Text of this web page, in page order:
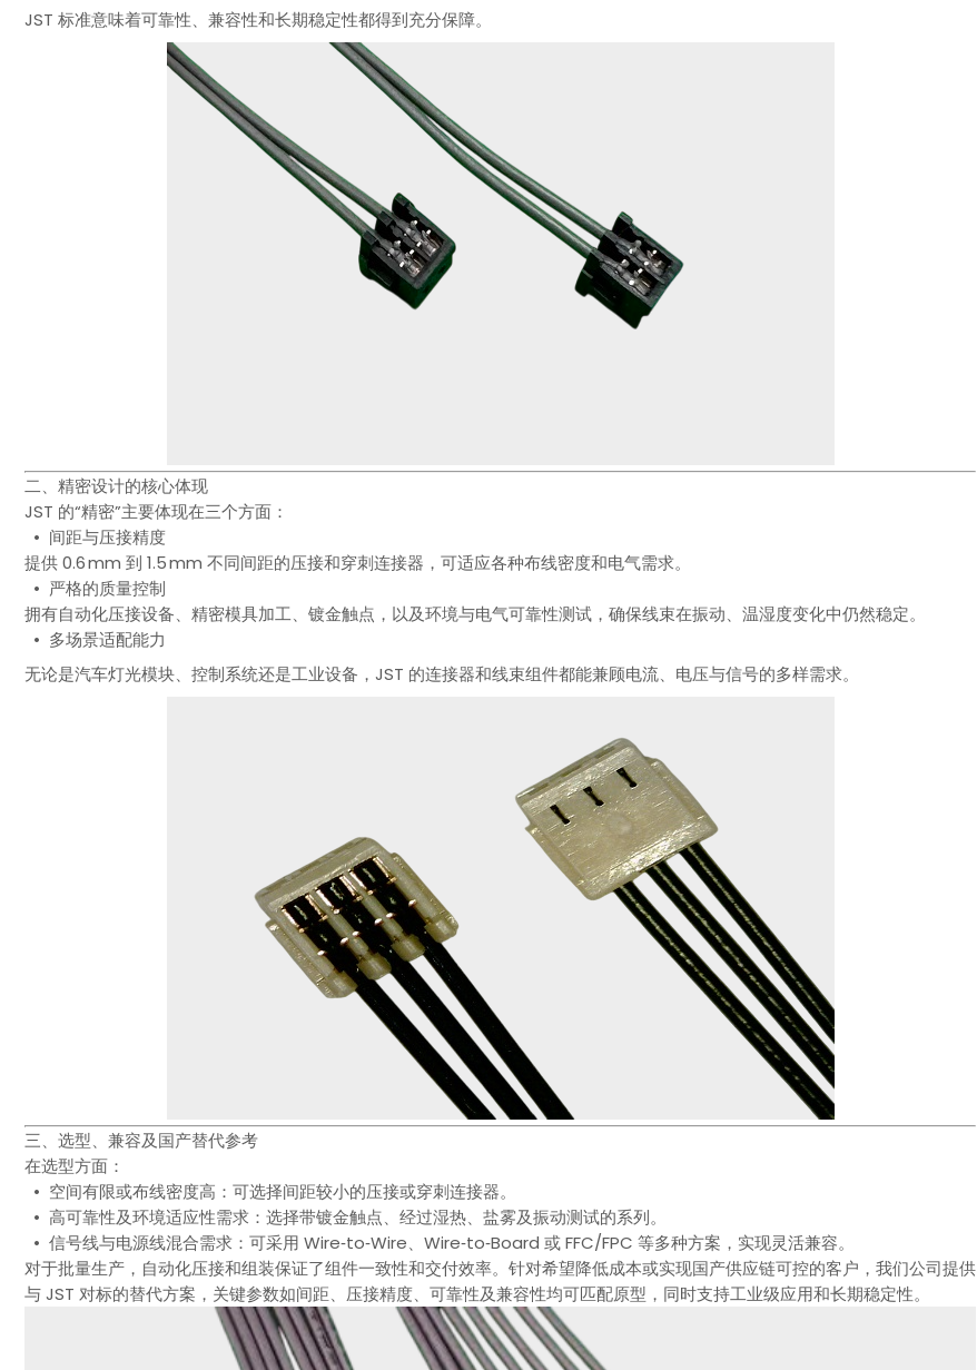
JST 标准意味着可靠性、兼容性和长期稳定性都得到充分保障。
二、精密设计的核心体现
JST 的“精密”主要体现在三个方面：
• 间距与压接精度
提供 0.6 mm 到 1.5 mm 不同间距的压接和穿刺连接器，可适应各种布线密度和电气需求。
• 严格的质量控制
拥有自动化压接设备、精密模具加工、镀金触点，以及环境与电气可靠性测试，确保线束在振动、温湿度变化中仍然稳定。
• 多场景适配能力
无论是汽车灯光模块、控制系统还是工业设备，JST 的连接器和线束组件都能兼顾电流、电压与信号的多样需求。
三、选型、兼容及国产替代参考
在选型方面：
• 空间有限或布线密度高：可选择间距较小的压接或穿刺连接器。
• 高可靠性及环境适应性需求：选择带镀金触点、经过湿热、盐雾及振动测试的系列。
• 信号线与电源线混合需求：可采用 Wire‑to‑Wire、Wire‑to‑Board 或 FFC/FPC 等多种方案，实现灵活兼容。
对于批量生产，自动化压接和组装保证了组件一致性和交付效率。针对希望降低成本或实现国产供应链可控的客户，我们公司提供
与 JST 对标的替代方案，关键参数如间距、压接精度、可靠性及兼容性均可匹配原型，同时支持工业级应用和长期稳定性。